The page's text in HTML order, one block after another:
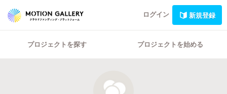
ログイン 新規登録
プロジェクトを探す プロジェクトを始める